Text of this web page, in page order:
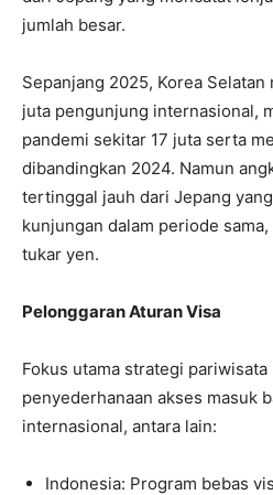
jumlah besar.
Sepanjang 2025, Korea
juta pengunjung internasional,
pandemi sekitar 17 juta serta
dibandingkan 2024. Namun
tertinggal jauh dari Jepang
kunjungan dalam periode
tukar yen.
Pelonggaran Aturan Visa
Fokus utama strategi pariwisata
penyederhanaan akses masuk
internasional, antara lain:
Indonesia: Program bebas